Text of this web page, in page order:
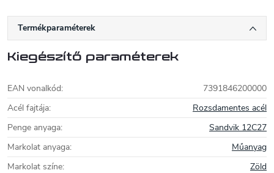
késgyártó cég, amelynek hagyományai a 19.
századig nyúlnak vissza. A
és kedvező áraikról ismertek. ACompanion, Classic, Bushcraft,
miatt tisztelik. A Morakniv kések Sandvik 12C27 vagy Sandvik
14C28 rozsdamentes acélból (Garberg kés), C100 szénacélból vagy
O1 rétegelt acélból készülnek. A markolat általában műanyag vagy
nyírfa.
Termékparaméterek
Kiegészítő paraméterek
EAN vonalkód:
7391846200000
Acél fajtája:
Rozsdamentes acél
Penge anyaga:
Sandvik 12C27
Markolat anyaga:
Műanyag
Markolat színe:
Zöld